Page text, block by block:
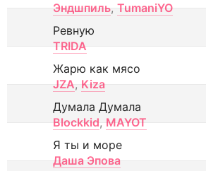
Эндшпиль, TumaniYO
Ревную
TRIDA
Жарю как мясо
JZA, Kiza
Думала Думала
Blockkid, MAYOT
Я ты и море
Даша Эпова